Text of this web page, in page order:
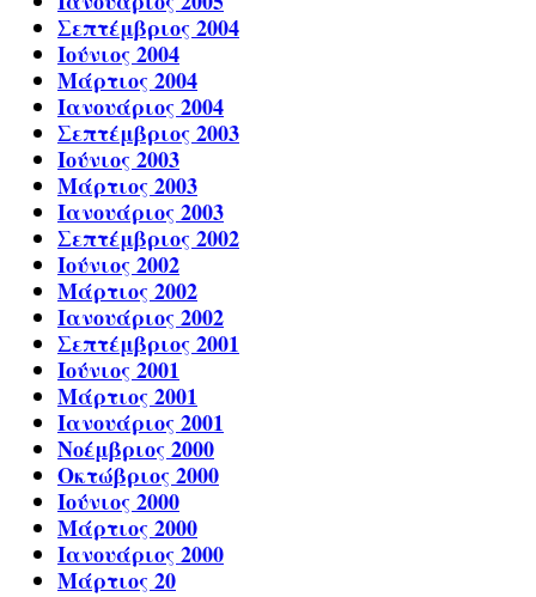
Σεπτέμβριος 2004
Ιούνιος 2004
Μάρτιος 2004
Ιανουάριος 2004
Σεπτέμβριος 2003
Ιούνιος 2003
Μάρτιος 2003
Ιανουάριος 2003
Σεπτέμβριος 2002
Ιούνιος 2002
Μάρτιος 2002
Ιανουάριος 2002
Σεπτέμβριος 2001
Ιούνιος 2001
Μάρτιος 2001
Ιανουάριος 2001
Νοέμβριος 2000
Οκτώβριος 2000
Ιούνιος 2000
Μάρτιος 2000
Ιανουάριος 2000
Μάρτιος 20